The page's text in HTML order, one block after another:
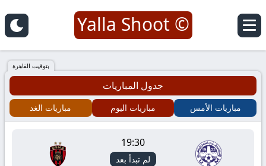
يلا
شوت
|
Yalla
Shoot
© Yalla Shoot
بتوقيت القاهرة
جدول المباريات
مباريات الأمس مباريات اليوم مباريات الغد
19:30
لم تبدأ بعد